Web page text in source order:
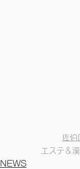
佐伯
エステ＆
NEWS